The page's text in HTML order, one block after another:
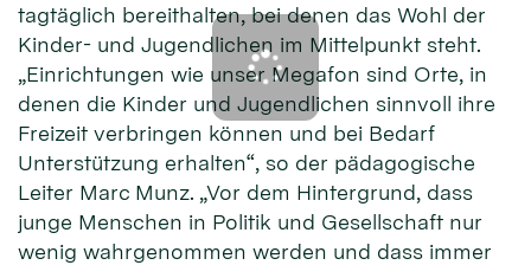
tagtäglich bereithalten, bei denen das Wohl der
Kinder- und Jugendlichen im Mittelpunkt steht.
„Einrichtungen wie unser Megafon sind Orte, in
denen die Kinder und Jugendlichen sinnvoll ihre
Freizeit verbringen können und bei Bedarf
Unterstützung erhalten“, so der pädagogische
Leiter Marc Munz. „Vor dem Hintergrund, dass
junge Menschen in Politik und Gesellschaft nur
wenig wahrgenommen werden und dass immer